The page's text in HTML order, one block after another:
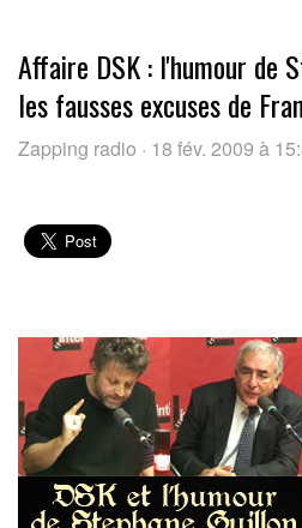
Affaire DSK : l'humour de
les fausses excuses de
Zapping radio · 18 fév. 2009 à